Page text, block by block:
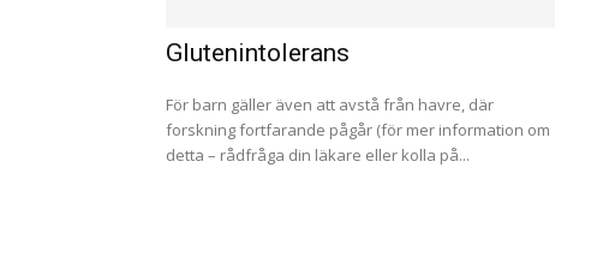
Glutenintolerans
För barn gäller även att avstå från havre, där
forskning fortfarande pågår (för mer information om
detta – rådfråga din läkare eller kolla på...